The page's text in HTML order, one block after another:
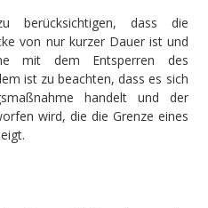
berücksichtigen, dass die
von nur kurzer Dauer ist und
mit dem Entsperren des
ist zu beachten, dass es sich
handelt und der
wird, die die Grenze eines